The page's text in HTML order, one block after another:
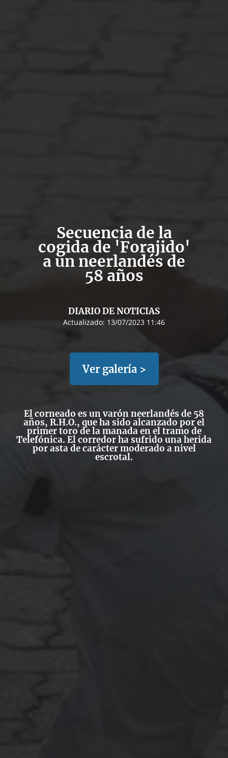
Secuencia de la
cogida de 'Forajido'
a un neerlandés de
58 años
DIARIO DE NOTICIAS
Actualizado: 13/07/2023 11:46
Ver galería >
El corneado es unvarón neerlandés de 58
años, R.H.O., que ha sido alcanzado por el
primer toro de la manada en eltramo de
Telefónica. El corredor ha sufrido unaherida
por asta de carácter moderado a nivel
escrotal.